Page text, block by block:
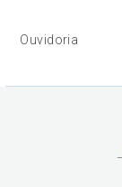
Ouvidoria